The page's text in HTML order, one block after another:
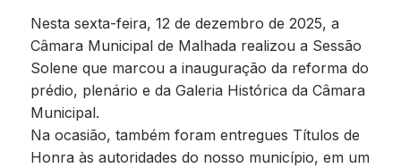
Nesta sexta-feira, 12 de dezembro de 2025, a
Câmara Municipal de Malhada realizou a Sessão
Solene que marcou a inauguração da reforma do
prédio, plenário e da Galeria Histórica da Câmara
Municipal.
Na ocasião, também foram entregues Títulos de
Honra às autoridades do nosso município, em um